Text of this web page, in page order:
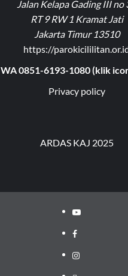
Jalan Kelapa Gading III no
RT 9 RW 1 Kramat Jati
Jakarta Timur 13510
https://
WA 0851-6193-1080 (klik
Privacy policy
ARDAS KAJ 2025
Youtube
Facebook
Instagram